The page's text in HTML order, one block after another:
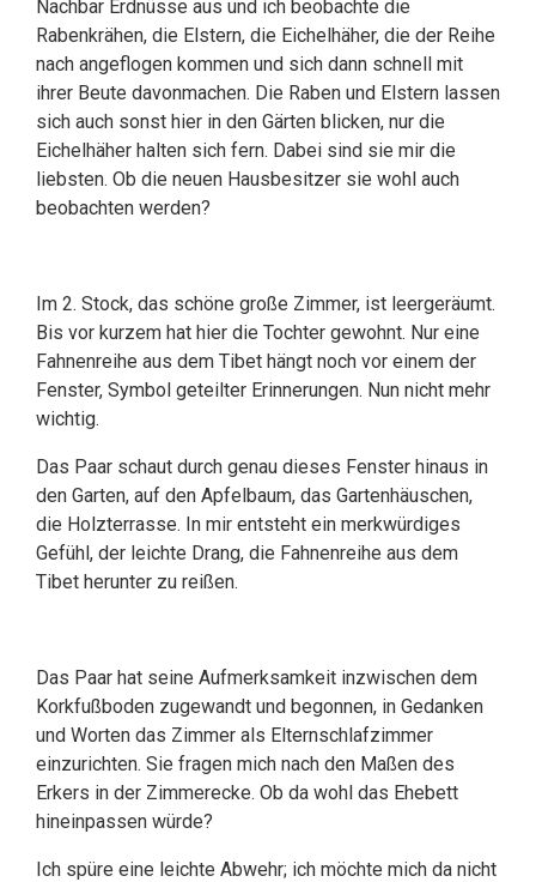
Nachbar Erdnüsse aus und ich beobachte die
Rabenkrähen, die Elstern, die Eichelhäher, die der Reihe
nach angeflogen kommen und sich dann schnell mit
ihrer Beute davonmachen. Die Raben und Elstern lassen
sich auch sonst hier in den Gärten blicken, nur die
Eichelhäher halten sich fern. Dabei sind sie mir die
liebsten. Ob die neuen Hausbesitzer sie wohl auch
beobachten werden?
Im 2. Stock, das schöne große Zimmer, ist leergeräumt.
Bis vor kurzem hat hier die Tochter gewohnt. Nur eine
Fahnenreihe aus dem Tibet hängt noch vor einem der
Fenster, Symbol geteilter Erinnerungen. Nun nicht mehr
wichtig.
Das Paar schaut durch genau dieses Fenster hinaus in
den Garten, auf den Apfelbaum, das Gartenhäuschen,
die Holzterrasse. In mir entsteht ein merkwürdiges
Gefühl, der leichte Drang, die Fahnenreihe aus dem
Tibet herunter zu reißen.
Das Paar hat seine Aufmerksamkeit inzwischen dem
Korkfußboden zugewandt und begonnen, in Gedanken
und Worten das Zimmer als Elternschlafzimmer
einzurichten. Sie fragen mich nach den Maßen des
Erkers in der Zimmerecke. Ob da wohl das Ehebett
hineinpassen würde?
Ich spüre eine leichte Abwehr; ich möchte mich da nicht